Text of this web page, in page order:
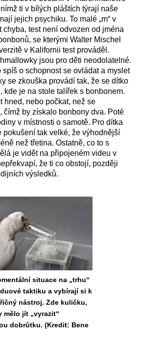
ti v bílých pláštích týrají naše
jejich psychiku. To malé „m“ v
chyba, test není odvozen od jména
se kterými Walter Mischel
v Kalifornii test prováděl.
jsou pro děti neodolatelné.
spíš o schopnost se ovládat a myslet
se zkouška provádí tak, že se dítko
kde je na stole talířek s bonbonem.
hned, nebo počkat, než se
čímž by získalo bonbony dva. Poté
v místnosti o samotě. Pro dítka
pokušení tak velké, že výhodnější
než třetina. Ostatně, co to s
je vidět na připojeném videu v
že ti co obstojí, později
výsledků.
situace na „trhu“
taktiku a vybírají si k
nástroj. Zde kuličku,
mělo jít „vyrazit“
dobrůtku. (Kredit: Bene